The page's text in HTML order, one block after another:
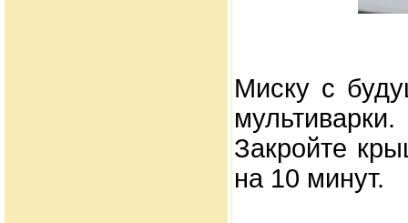
Миску с
Закройте
на 10 минут.